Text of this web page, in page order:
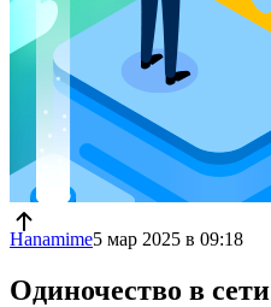
Hanamime5 мар 2025 в 09:18
Одиночество в сети